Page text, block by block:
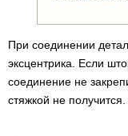
При соединении
эксцентрика. Если
соединение не
стяжкой не получится.